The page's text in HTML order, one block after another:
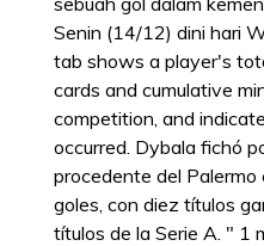
Senin (14/12) dini hari
tab shows a player's
cards and cumulative
competition, and
occurred. Dybala fichó
procedente del
goles, con diez títulos
títulos de la Serie A. " 1